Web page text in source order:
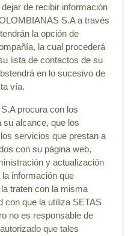
de recibir información
S.A a través
la opción de
la cual procederá
lista de contactos de su
en lo sucesivo de
vía.
procura con los
su alcance, que los
servicios que prestan a
con su página web,
y actualización
información que
traten con la misma
con que la utiliza SETAS
no es responsable de
que tales